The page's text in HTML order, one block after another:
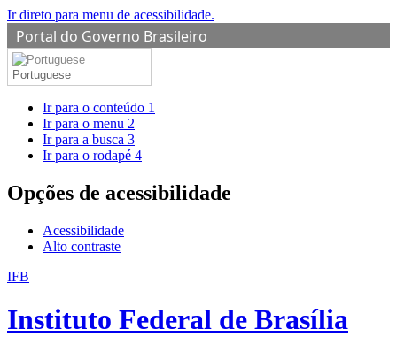
Ir direto para menu de acessibilidade.
Portal do Governo Brasileiro
Portuguese
Ir para o conteúdo 1
Ir para o menu 2
Ir para a busca 3
Ir para o rodapé 4
Opções de acessibilidade
Acessibilidade
Alto contraste
IFB
Instituto Federal de Brasília